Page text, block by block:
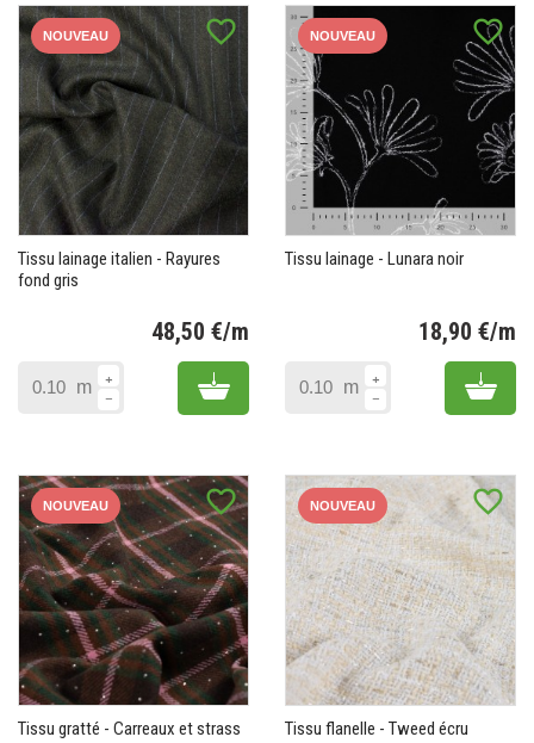
favorite_border
NOUVEAU
Tissu lainage italien - Rayures
fond gris
48,50 €/m
m Add to cart
favorite_border
NOUVEAU
Tissu lainage - Lunara noir
18,90 €/m
m Add
favorite_border
NOUVEAU
Tissu gratté - Carreaux et strass
favorite_border
NOUVEAU
Tissu flanelle - Tweed écru